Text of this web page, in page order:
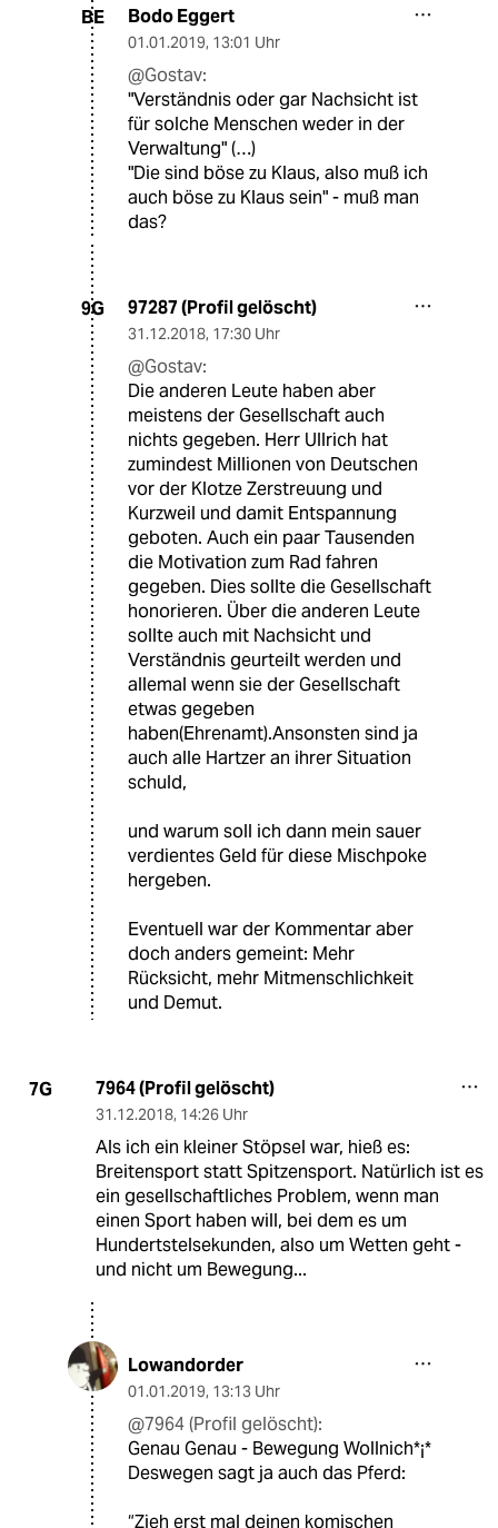
BE Bodo Eggert
01.01.2019, 13:01 Uhr
@Gostav:
"Verständnis oder gar Nachsicht ist
für solche Menschen weder in der
Verwaltung" (…)
"Die sind böse zu Klaus, also muß ich
auch böse zu Klaus sein" - muß man
das?
9G 97287 (Profil gelöscht)
31.12.2018, 17:30 Uhr
@Gostav:
Die anderen Leute haben aber
meistens der Gesellschaft auch
nichts gegeben. Herr Ullrich hat
zumindest Millionen von Deutschen
vor der Klotze Zerstreuung und
Kurzweil und damit Entspannung
geboten. Auch ein paar Tausenden
die Motivation zum Rad fahren
gegeben. Dies sollte die Gesellschaft
honorieren. Über die anderen Leute
sollte auch mit Nachsicht und
Verständnis geurteilt werden und
allemal wenn sie der Gesellschaft
etwas gegeben
haben(Ehrenamt).Ansonsten sind ja
auch alle Hartzer an ihrer Situation
schuld,
und warum soll ich dann mein sauer
verdientes Geld für diese Mischpoke
hergeben.
Eventuell war der Kommentar aber
doch anders gemeint: Mehr
Rücksicht, mehr Mitmenschlichkeit
und Demut.
7G 7964 (Profil gelöscht)
31.12.2018, 14:26 Uhr
Als ich ein kleiner Stöpsel war, hieß es:
Breitensport statt Spitzensport. Natürlich ist es
ein gesellschaftliches Problem, wenn man
einen Sport haben will, bei dem es um
Hundertstelsekunden, also um Wetten geht -
und nicht um Bewegung...
Lowandorder
01.01.2019, 13:13 Uhr
@7964 (Profil gelöscht):
Genau Genau - Bewegung Wollnich*¡*
Deswegen sagt ja auch das Pferd:
“Zieh erst mal deinen komischen